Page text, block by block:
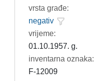
vrsta građe:
negativ
vrijeme:
01.10.1957. g.
inventarna oznaka:
F-12009